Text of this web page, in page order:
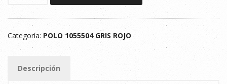
BICOLOR
105504
GRIS
ROJO
cantidad
Categoría: POLO 1055504 GRIS ROJO
Descripción